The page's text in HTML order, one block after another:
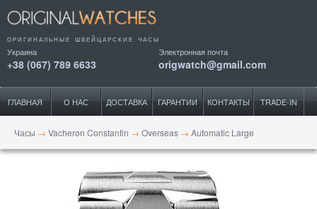
ОРИГИНАЛЬНЫЕ ШВЕЙЦАРСКИЕ ЧАСЫ
Украина
+38 (067) 789 6633
Электронная почта
origwatch@gmail.com
ГЛАВНАЯ О НАС ДОСТАВКА ГАРАНТИИ КОНТАКТЫ TRADE-IN
Часы → Vacheron Constantin → Overseas → Automatic Large